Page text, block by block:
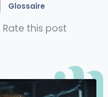
Glossaire
Rate this post